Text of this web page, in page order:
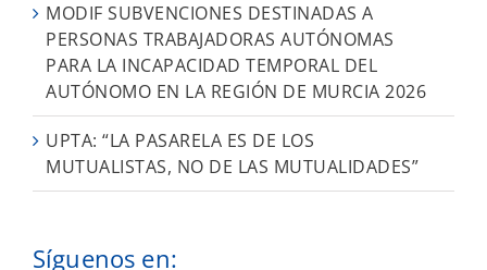
MODIF SUBVENCIONES DESTINADAS A
PERSONAS TRABAJADORAS AUTÓNOMAS
PARA LA INCAPACIDAD TEMPORAL DEL
AUTÓNOMO EN LA REGIÓN DE MURCIA 2026
UPTA: “LA PASARELA ES DE LOS
MUTUALISTAS, NO DE LAS MUTUALIDADES”
Síguenos en: